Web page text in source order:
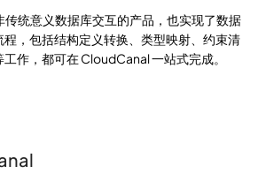
统意义数据库交互的产品，也实现了数据
，包括结构定义转换、类型映射、约束清
作，都可在 CloudCanal 一站式完成。